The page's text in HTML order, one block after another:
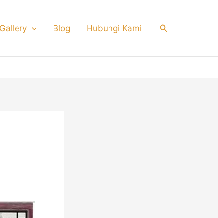
Blog Hubungi Kami Search